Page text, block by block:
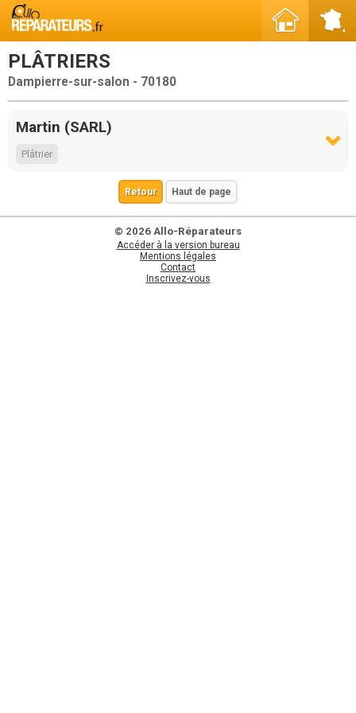
PLÂTRIERS
Dampierre-sur-salon - 70180
Martin (SARL)
Plâtrier
Retour Haut de page
© 2026 Allo-Réparateurs
Accéder à la version bureau
Mentions légales
Contact
Inscrivez-vous